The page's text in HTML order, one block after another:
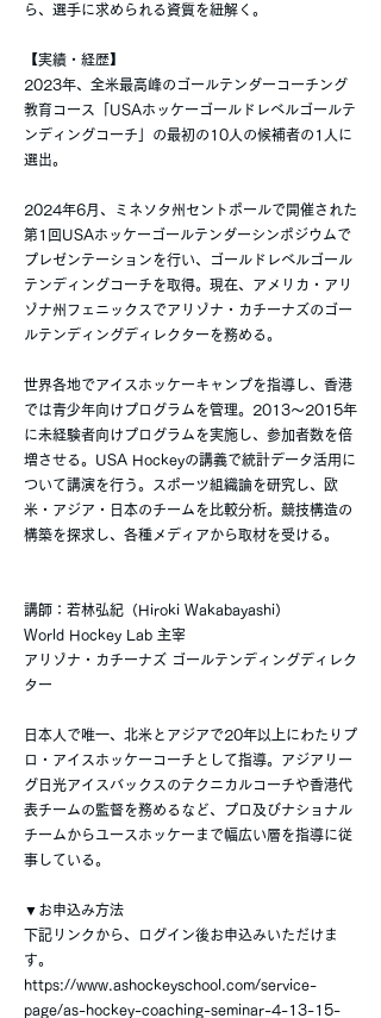
ら、選手に求められる資質を紐解く。
【実績・経歴】
2023年、全米最高峰のゴールテンダーコーチング
教育コース「USAホッケーゴールドレベルゴールテ
ンディングコーチ」の最初の10人の候補者の1人に
選出。
2024年6月、ミネソタ州セントポールで開催された
第1回USAホッケーゴールテンダーシンポジウムで
プレゼンテーションを行い、ゴールドレベルゴール
テンディングコーチを取得。現在、アメリカ・アリ
ゾナ州フェニックスでアリゾナ・カチーナズのゴー
ルテンディングディレクターを務める。
世界各地でアイスホッケーキャンプを指導し、香港
では青少年向けプログラムを管理。2013〜2015年
に未経験者向けプログラムを実施し、参加者数を倍
増させる。USA Hockeyの講義で統計データ活用に
ついて講演を行う。スポーツ組織論を研究し、欧
米・アジア・日本のチームを比較分析。競技構造の
構築を探求し、各種メディアから取材を受ける。
講師：若林弘紀（Hiroki Wakabayashi）
World Hockey Lab 主宰
アリゾナ・カチーナズ ゴールテンディングディレク
ター
日本人で唯一、北米とアジアで20年以上にわたりプ
ロ・アイスホッケーコーチとして指導。アジアリー
グ日光アイスバックスのテクニカルコーチや香港代
表チームの監督を務めるなど、プロ及びナショナル
チームからユースホッケーまで幅広い層を指導に従
事している。
▼お申込み方法
下記リンクから、ログイン後お申込みいただけま
す。
https://www.ashockeyschool.com/service-
page/as-hockey-coaching-seminar-4-13-15-